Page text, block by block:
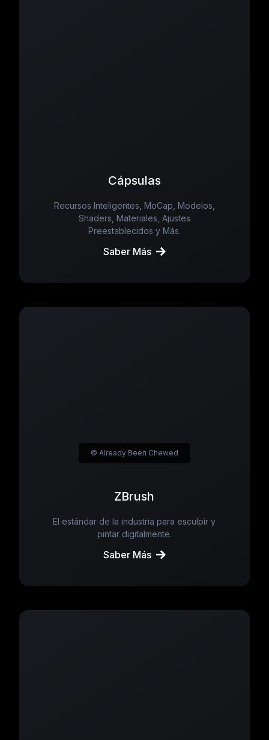
Cápsulas
Recursos Inteligentes, MoCap, Modelos,
Shaders, Materiales, Ajustes
Preestablecidos y Más.
Saber Más
ZBrush
El estándar de la industria para esculpir y
pintar digitalmente.
Saber Más
© Already Been Chewed